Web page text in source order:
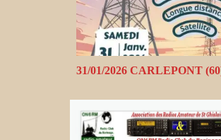
31/01/2026 CARLEPONT